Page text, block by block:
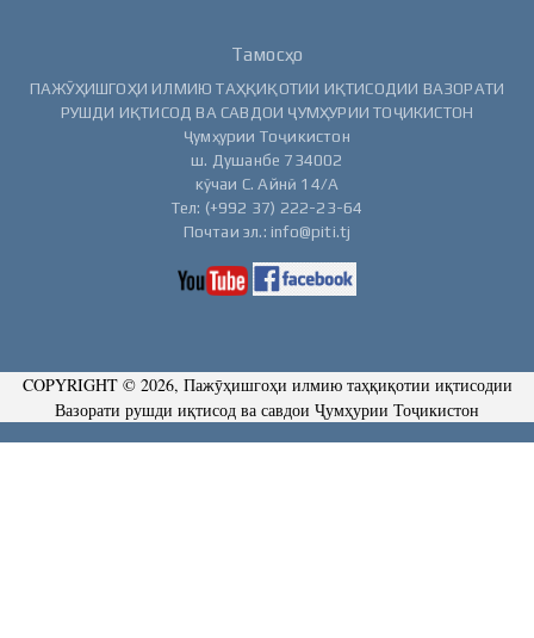
Тамосҳо
ПАЖӮҲИШГОҲИ ИЛМИЮ ТАҲҚИҚОТИИ ИҚТИСОДИИ ВАЗОРАТИ
РУШДИ ИҚТИСОД ВА САВДОИ ҶУМҲУРИИ ТОҶИКИСТОН
Ҷумҳурии Тоҷикистон
ш. Душанбе 734002
кӯчаи С. Айнӣ 14/А
Тел: (+992 37) 222-23-64
Почтаи эл.: info@piti.tj
COPYRIGHT © 2026, Пажӯҳишгоҳи илмию таҳқиқотии иқтисодии
Вазорати рушди иқтисод ва савдои Ҷумҳурии Тоҷикистон